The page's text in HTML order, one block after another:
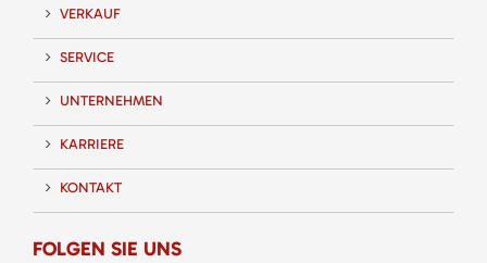
VERKAUF
SERVICE
UNTERNEHMEN
KARRIERE
KONTAKT
FOLGEN SIE UNS